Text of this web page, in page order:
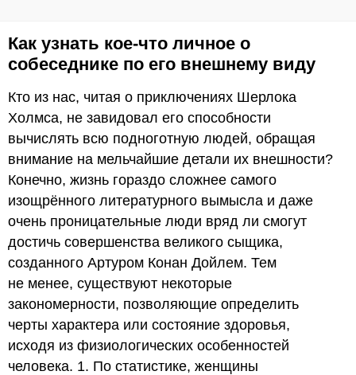
Как узнать кое-что личное о
собеседнике по его внешнему виду
Кто из нас, читая о приключениях Шерлока
Холмса, не завидовал его способности
вычислять всю подноготную людей, обращая
внимание на мельчайшие детали их внешности?
Конечно, жизнь гораздо сложнее самого
изощрённого литературного вымысла и даже
очень проницательные люди вряд ли смогут
достичь совершенства великого сыщика,
созданного Артуром Конан Дойлем. Тем
не менее, существуют некоторые
закономерности, позволяющие определить
черты характера или состояние здоровья,
исходя из физиологических особенностей
человека. 1. По статистике, женщины